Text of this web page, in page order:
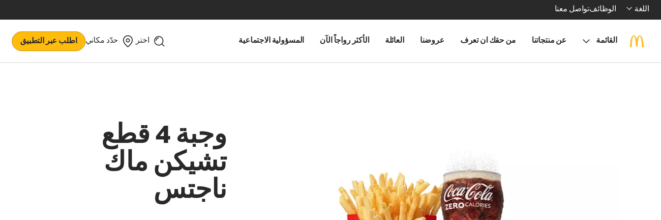
اللغة الوظائفتواصل معنا
القائمة عن منتجاتنا من حقك ان تعرف عروضنا العائلة الأكثر رواجاً الآن المسؤولية الاجتماعية اختر حدّد مكاني اطلب عبر التطبيق
وجبة 4 قطع
تشيكن ماك
ناجتس